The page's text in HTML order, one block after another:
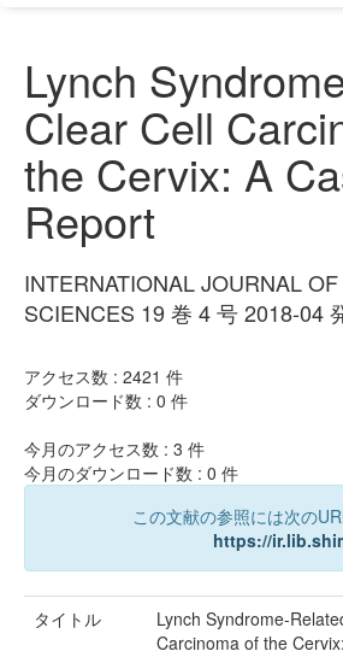
Lynch
Clear Cell
the Cervix: A
Report
INTERNATIONAL JOURNAL
SCIENCES 19 巻 4 号 2018-04
アクセス数 : 2421 件
ダウンロード数 : 0 件
今月のアクセス数 : 3 件
今月のダウンロード数 : 0 件
この文献の参照には次の
https://
タイトル
Lynch Syndrome-
Carcinoma of the